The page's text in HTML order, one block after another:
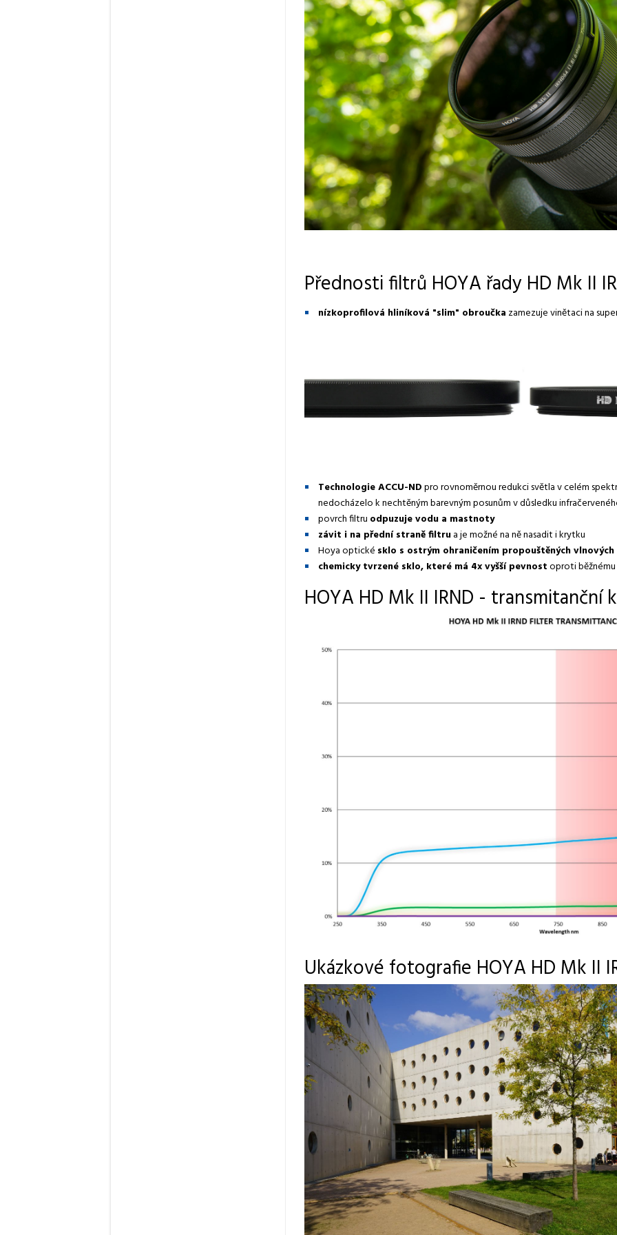
Přednosti filtrů HOYA řady HD Mk II
nízkoprofilová hliníková "slim" obroučka zamezuje vinětaci na
Technologie ACCU-NDpro rovnoměrnou redukci světla v celém
nedocházelo k nechtěným barevným posunům v důsledku
povrch filtru odpuzuje vodu a mastnoty
závit i na přední straně filtrua je možné na ně nasadit i krytku
Hoya optické sklo s ostrým ohraničením propouštěných
chemicky tvrzené sklo, které má 4x vyšší pevnostoproti
HOYA HD Mk II IRND - transmitanční
Ukázkové fotografie HOYA HD Mk II